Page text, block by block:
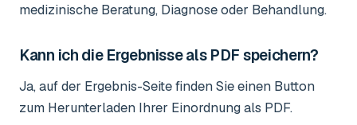
medizinische Beratung, Diagnose oder Behandlung.
Kann ich die Ergebnisse als PDF speichern?
Ja, auf der Ergebnis-Seite finden Sie einen Button
zum Herunterladen Ihrer Einordnung als PDF.